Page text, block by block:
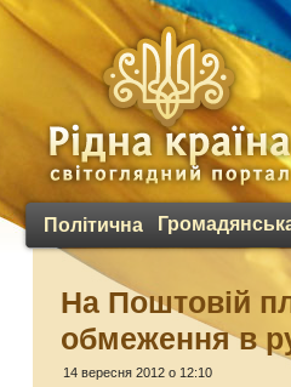
Політична
На Поштовій
обмеження в
14 вересня 2012 о 12:10